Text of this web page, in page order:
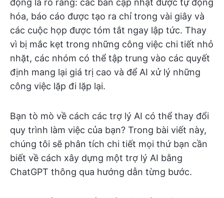
động là rõ ràng: các bản cập nhật được tự động
hóa, báo cáo được tạo ra chỉ trong vài giây và
các cuộc họp được tóm tắt ngay lập tức. Thay
vì bị mắc kẹt trong những công việc chi tiết nhỏ
nhặt, các nhóm có thể tập trung vào các quyết
định mang lại giá trị cao và để AI xử lý những
công việc lặp đi lặp lại.
Bạn tò mò về cách các trợ lý AI có thể thay đổi
quy trình làm việc của bạn? Trong bài viết này,
chúng tôi sẽ phân tích chi tiết mọi thứ bạn cần
biết về cách xây dựng một trợ lý AI bằng
ChatGPT thông qua hướng dẫn từng bước.